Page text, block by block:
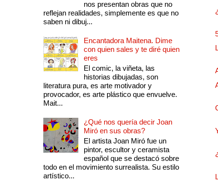
nos presentan obras que no
reflejan realidades, simplemente es que no
saben ni dibuj...
Encantadora Maitena. Dime
con quien sales y te diré quien
eres
El comic, la viñeta, las
historias dibujadas, son
literatura pura, es arte motivador y
provocador, es arte plástico que envuelve.
Mait...
¿Qué nos quería decir Joan
Miró en sus obras?
El artista Joan Miró fue un
pintor, escultor y ceramista
español que se destacó sobre
todo en el movimiento surrealista. Su estilo
artístico...